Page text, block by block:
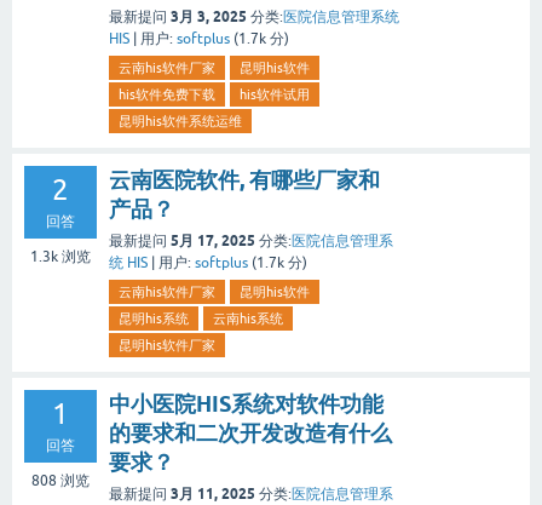
最新提问 3月 3, 2025 分类:医院信息管理系统
HIS
用户: softplus (1.7k 分)
云南his软件厂家
昆明his软件
his软件免费下载
his软件试用
昆明his软件系统运维
2
回答
1.3k 浏览
云南医院软件, 有哪些厂家和
产品？
最新提问 5月 17, 2025 分类:医院信息管理系
统 HIS
用户: softplus (1.7k 分)
云南his软件厂家
昆明his软件
昆明his系统
云南his系统
昆明his软件厂家
1
回答
808 浏览
中小医院HIS系统对软件功能
的要求和二次开发改造有什么
要求？
最新提问 3月 11, 2025 分类:医院信息管理系